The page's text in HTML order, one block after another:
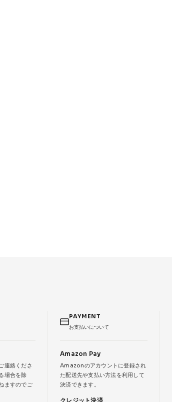
連絡くださ
場合を除
ますのでご
PAYMENT
お支払いについて
Amazon Pay
Amazonのアカウントに登録され
た配送先や支払い方法を利用して
決済できます。
クレジット決済